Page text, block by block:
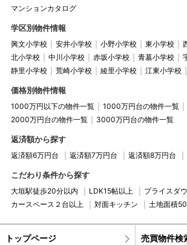
マンションカタログ
学区別物件情報
興文小学校 安井小学校 小野小学校 東小学校
北小学校
中川小学校 赤坂小学校 青墓小学校
静里小学校
荒崎小学校 綾里小学校 江東小学校
価格別物件情報
1000万円以下の物件一覧
1000万円台の物件一覧
2000万円台の物件一覧
3000万円台の物件一覧
返済額から探す
返済額6万円台 返済額7万円台 返済額8万円台
こだわり条件から探す
大垣駅徒歩20分以内 LDK15帖以上
プライスダ
カースペース２台以上
対面キッチン 土地面積
トップページ 売買物件検